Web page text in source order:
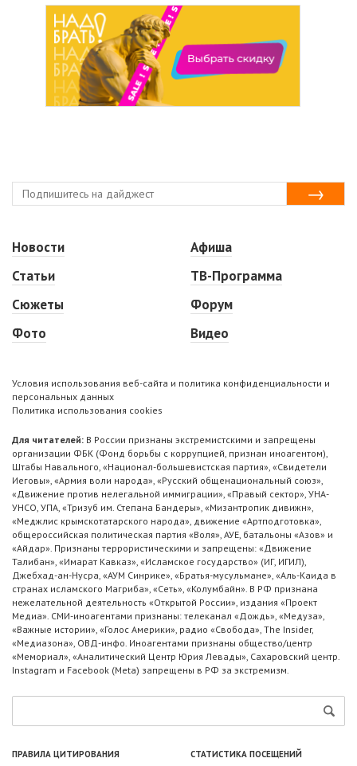
Новости
Статьи
Сюжеты
Фото
Афиша
ТВ-Программа
Форум
Видео
Условия использования веб-сайта и политика конфиденциальности и
персональных данных
Политика использования cookies
Для читателей: В России признаны экстремистскими и запрещены
организации ФБК (Фонд борьбы с коррупцией, признан иноагентом),
Штабы Навального, «Национал-большевистская партия», «Свидетели
Иеговы», «Армия воли народа», «Русский общенациональный союз»,
«Движение против нелегальной иммиграции», «Правый сектор», УНА-
УНСО, УПА, «Тризуб им. Степана Бандеры», «Мизантропик дивижн»,
«Меджлис крымскотатарского народа», движение «Артподготовка»,
общероссийская политическая партия «Воля», АУЕ, батальоны «Азов» и
«Айдар». Признаны террористическими и запрещены: «Движение
Талибан», «Имарат Кавказ», «Исламское государство» (ИГ, ИГИЛ),
Джебхад-ан-Нусра, «АУМ Синрике», «Братья-мусульмане», «Аль-Каида в
странах исламского Магриба», «Сеть», «Колумбайн». В РФ признана
нежелательной деятельность «Открытой России», издания «Проект
Медиа». СМИ-иноагентами признаны: телеканал «Дождь», «Медуза»,
«Важные истории», «Голос Америки», радио «Свобода», The Insider,
«Медиазона», ОВД-инфо. Иноагентами признаны общество/центр
«Мемориал», «Аналитический Центр Юрия Левады», Сахаровский центр.
Instagram и Facebook (Metа) запрещены в РФ за экстремизм.
ПРАВИЛА ЦИТИРОВАНИЯ СТАТИСТИКА ПОСЕЩЕНИЙ